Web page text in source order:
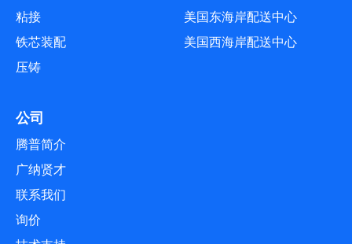
粘接
铁芯装配
压铸
美国东海岸配送中心
美国西海岸配送中心
公司
腾普简介
广纳贤才
联系我们
询价